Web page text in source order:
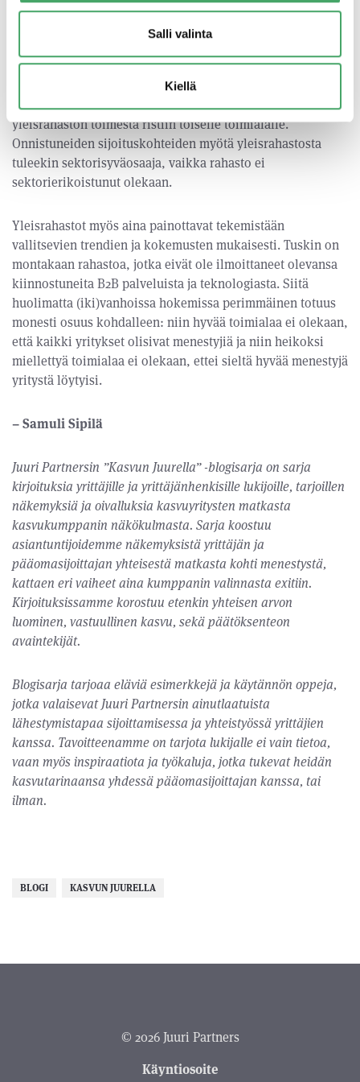
Salli valinta
Kiellä
Monistaminen ja skaalaaminen ovat tehokkaaksi
tunnustettuja arvonluontimekanismeja.
arvonluontiprojektista saatua positiivista kokemusta
seuraavissa sijoituskohteista. Parhaimmillaan
onnistumisen skaalaaminen on, kun se on tehtävissä
yleisrahaston toimesta ristiin toiselle toimialalle.
Onnistuneiden sijoituskohteiden myötä yleisrahastosta
tuleekin sektorisyväosaaja, vaikka rahasto ei
sektorierikoistunut olekaan.
Yleisrahastot myös aina painottavat tekemistään
vallitsevien trendien ja kokemusten mukaisesti. Tuskin on
montakaan rahastoa, jotka eivät ole ilmoittaneet olevansa
kiinnostuneita B2B palveluista ja teknologiasta. Siitä
huolimatta (iki)vanhoissa hokemissa perimmäinen totuus
monesti osuus kohdalleen: niin hyvää toimialaa ei olekaan,
että kaikki yritykset olisivat menestyjiä ja niin heikoksi
miellettyä toimialaa ei olekaan, ettei sieltä hyvää menestyjä
yritystä löytyisi.
– Samuli Sipilä
Juuri Partnersin ”Kasvun Juurella” -blogisarja on sarja
kirjoituksia yrittäjille ja yrittäjänhenkisille lukijoille, tarjoillen
näkemyksiä ja oivalluksia kasvuyritysten matkasta
kasvukumppanin näkökulmasta. Sarja koostuu
asiantuntijoidemme näkemyksistä yrittäjän ja
pääomasijoittajan yhteisestä matkasta kohti menestystä,
kattaen eri vaiheet aina kumppanin valinnasta exitiin.
Kirjoituksissamme korostuu etenkin yhteisen arvon
luominen, vastuullinen kasvu, sekä päätöksenteon
avaintekijät.
Blogisarja tarjoaa eläviä esimerkkejä ja käytännön oppeja,
jotka valaisevat Juuri Partnersin ainutlaatuista
lähestymistapaa sijoittamisessa ja yhteistyössä yrittäjien
kanssa. Tavoitteenamme on tarjota lukijalle ei vain tietoa,
vaan myös inspiraatiota ja työkaluja, jotka tukevat heidän
kasvutarinaansa yhdessä pääomasijoittajan kanssa, tai
ilman.
BLOGI KASVUN JUURELLA
© 2026 Juuri Partners
Käyntiosoite